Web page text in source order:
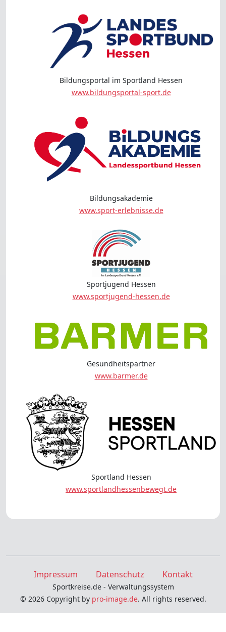
Bildungsportal im Sportland Hessen
www.bildungsportal-sport.de
Bildungsakademie
www.sport-erlebnisse.de
Sportjugend Hessen
www.sportjugend-hessen.de
Gesundheitspartner
www.barmer.de
Sportland Hessen
www.sportlandhessenbewegt.de
Impressum Datenschutz Kontakt
Sportkreise.de - Verwaltungssystem
© 2026 Copyright by pro-image.de. All rights reserved.